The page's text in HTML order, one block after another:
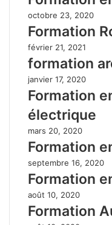
octobre 23, 2020
Formation
février 21, 2021
formation
janvier 17, 2020
Formation
électrique
mars 20, 2020
Formation
septembre 16, 2020
Formation
août 10, 2020
Formation